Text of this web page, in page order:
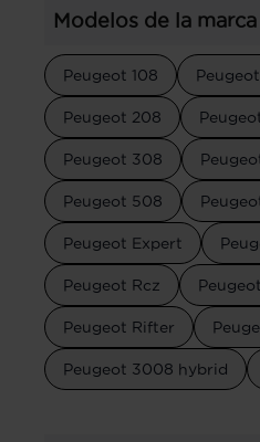
Modelos de la marca
Peugeot 108
Peugeot 208
Peugeot 308
Peugeot 508
Peugeot Expert
Peugeot Rcz
Peugeot Rifter
Peugeot 3008 hybrid